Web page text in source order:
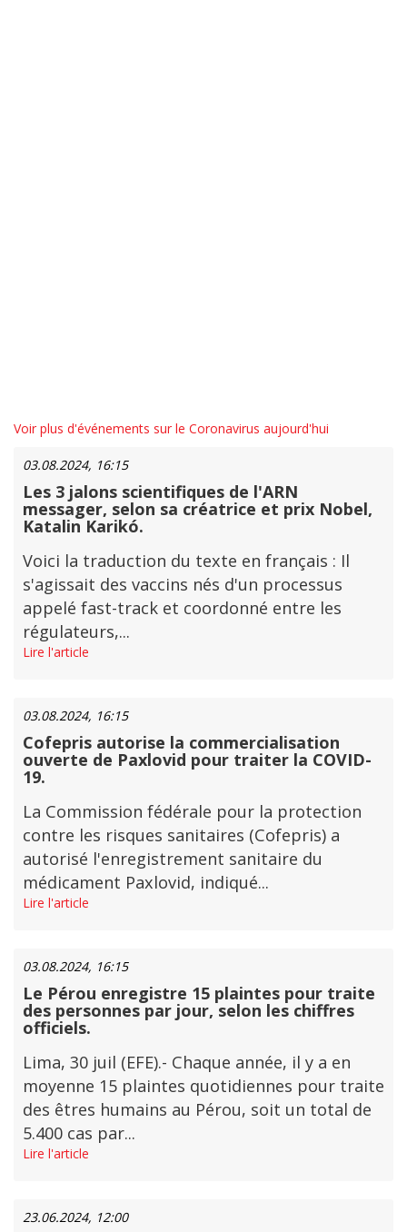
Voir plus d'événements sur le Coronavirus aujourd'hui
03.08.2024, 16:15
Les 3 jalons scientifiques de l'ARN
messager, selon sa créatrice et prix Nobel,
Katalin Karikó.
Voici la traduction du texte en français : Il
s'agissait des vaccins nés d'un processus
appelé fast-track et coordonné entre les
régulateurs,...
Lire l'article
03.08.2024, 16:15
Cofepris autorise la commercialisation
ouverte de Paxlovid pour traiter la COVID-
19.
La Commission fédérale pour la protection
contre les risques sanitaires (Cofepris) a
autorisé l'enregistrement sanitaire du
médicament Paxlovid, indiqué...
Lire l'article
03.08.2024, 16:15
Le Pérou enregistre 15 plaintes pour traite
des personnes par jour, selon les chiffres
officiels.
Lima, 30 juil (EFE).- Chaque année, il y a en
moyenne 15 plaintes quotidiennes pour traite
des êtres humains au Pérou, soit un total de
5.400 cas par...
Lire l'article
23.06.2024, 12:00